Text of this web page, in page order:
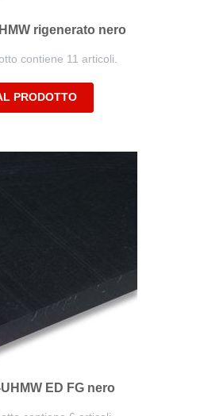
rigenerato nero
contiene 11 articoli.
PRODOTTO
ED FG nero